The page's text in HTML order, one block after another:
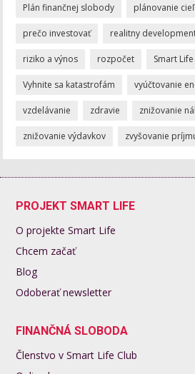
Plán finančnej slobody plánovanie
prečo investovať realitny
riziko a výnos rozpočet Smart Life
Vyhnite sa katastrofám vyúčtovanie
vzdelávanie zdravie znižovanie
znižovanie výdavkov zvyšovanie
PROJEKT SMART LIFE
O projekte Smart Life
Chcem začať
Blog
Odoberať newsletter
FINANČNÁ SLOBODA
Členstvo v Smart Life Club